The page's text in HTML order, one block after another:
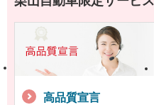
高品質宣言